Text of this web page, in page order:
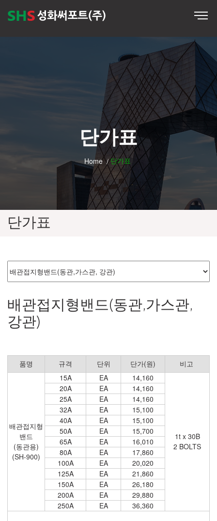
단가표
Home 단가표
단가표
배관접지형밴드(동관,가스관,
강관)
품명 규격 단위 단가(원) 비고
배관접지형
밴드
(동관용)
(SH-900)
15A EA 14,160
1t x 30B
2 BOLTS
20A EA
14,160
25A
EA
14,160
32A
EA
15,100
40A
EA
15,100
50A
EA
15,700
65A
EA
16,010
80A
EA
17,860
100A
EA
20,020
125A
EA
21,860
150A
EA
26,180
200A
EA
29,880
250A
EA 36,360